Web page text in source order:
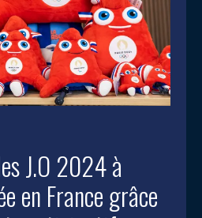
J.O 2024 à
en France grâce